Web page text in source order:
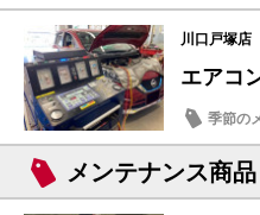
川口戸塚店
エアコ
季節の
メンテナンス商品